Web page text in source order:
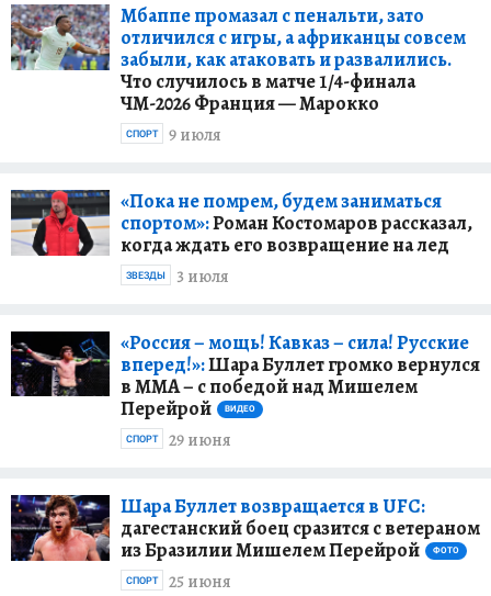
Мбаппе промазал с пенальти, зато
отличился с игры, а африканцы совсем
забыли, как атаковать и развалились.
Что случилось в матче 1/4-финала
ЧМ-2026 Франция — Марокко
9 июля
СПОРТ
«Пока не помрем, будем заниматься
спортом»:Роман Костомаров рассказал,
когда ждать его возвращение на лед
3 июля
ЗВЕЗДЫ
«Россия – мощь! Кавказ – сила! Русские
вперед!»:Шара Буллет громко вернулся
в ММА – с победой над Мишелем
Перейрой
ВИДЕО
29 июня
СПОРТ
Шара Буллет возвращается в UFC:
дагестанский боец сразится с ветераном
из Бразилии Мишелем Перейрой
ФОТО
25 июня
СПОРТ